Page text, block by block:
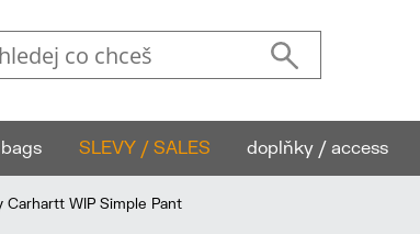
SLEVY / SALES doplňky / access
WIP Simple Pant